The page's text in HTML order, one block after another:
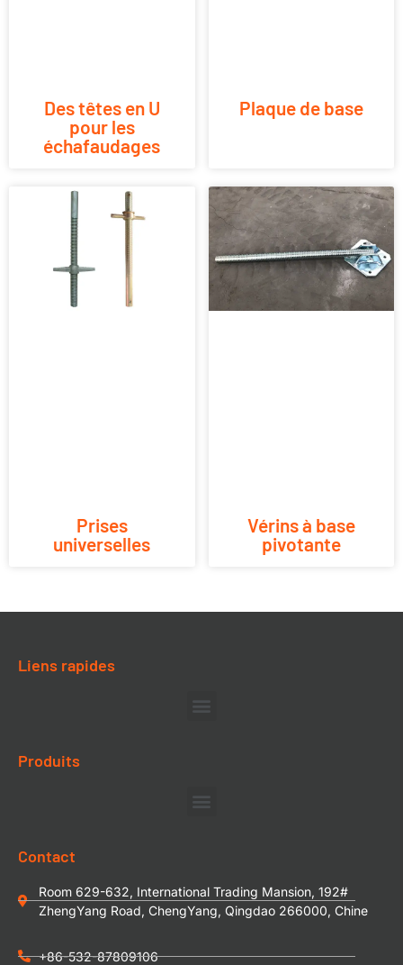
Des têtes en U
pour les
échafaudages
Plaque de base
Prises
universelles
Vérins à base
pivotante
Liens rapides
Produits
Contact
Room 629-632, International Trading Mansion, 192#
ZhengYang Road, ChengYang, Qingdao 266000, Chine
+86-532-87809106